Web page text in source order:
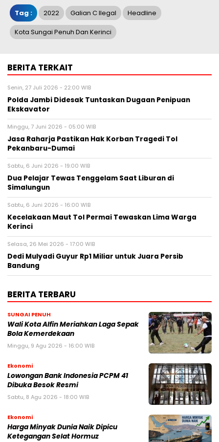
Tag : 2022 Galian C Ilegal Headline
Kota Sungai Penuh Dan Kerinci
BERITA TERKAIT
Senin, 27 Juli 2026 - 22:00 WIB
Polda Jambi Didesak Tuntaskan Dugaan Penipuan
Ekskavator
Minggu, 7 Juni 2026 - 05:00 WIB
Jasa Raharja Pastikan Hak Korban Tragedi Tol
Pekanbaru-Dumai
Sabtu, 6 Juni 2026 - 19:00 WIB
Dua Pelajar Tewas Tenggelam Saat Liburan di
Simalungun
Sabtu, 6 Juni 2026 - 16:00 WIB
Kecelakaan Maut Tol Permai Tewaskan Lima Warga
Kerinci
Selasa, 26 Mei 2026 - 17:00 WIB
Dedi Mulyadi Guyur Rp1 Miliar untuk Juara Persib
Bandung
BERITA TERBARU
SUNGAI PENUH
Wali Kota Alfin Meriahkan Laga Sepak
Bola Kemerdekaan
Minggu, 9 Agu 2026 - 16:00 WIB
Ekonomi
Lowongan Bank Indonesia PCPM 41
Dibuka Besok Resmi
Sabtu, 8 Agu 2026 - 18:00 WIB
Ekonomi
Harga Minyak Dunia Naik Dipicu
Ketegangan Selat Hormuz